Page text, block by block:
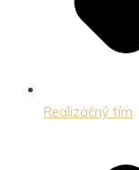
Realizačný tím